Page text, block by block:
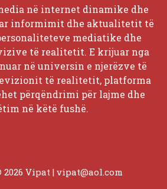
në internet dinamike dhe
informimit dhe aktualitetit të
mediatike dhe
të realitetit. E krijuar nga
në universin e njerëzve të
të realitetit, platforma
përqëndrimi për lajme dhe
në këtë fushë.
Vipat | vipat@aol.com